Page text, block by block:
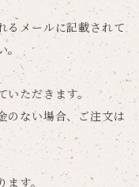
るメールに記載されて
いただきます。
のない場合、ご注文は
す。